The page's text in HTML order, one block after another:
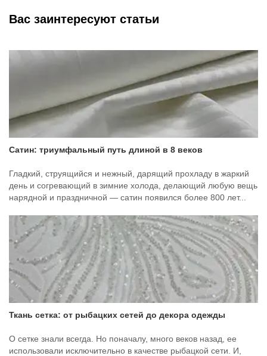
Вас заинтересуют статьи
Сатин: триумфальный путь длиной в 8 веков
Гладкий, струящийся и нежный, дарящий прохладу в жаркий
день и согревающий в зимние холода, делающий любую вещь
нарядной и праздничной — сатин появился более 800 лет...
Ткань сетка: от рыбацких сетей до декора одежды
О сетке знали всегда. Но поначалу, много веков назад, ее
использовали исключительно в качестве рыбацкой сети. И,